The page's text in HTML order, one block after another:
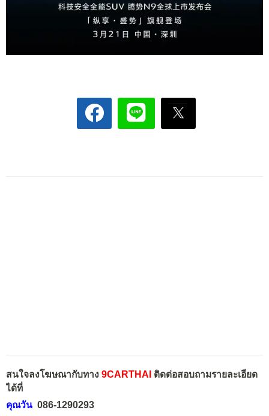
สนใจลงโฆษณากับทาง 9CARTHAI ติดต่อสอบถามรายละเอียด
ได้ที่
คุณวัน 086-1290293